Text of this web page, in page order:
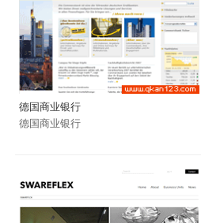
德国商业银行
德国商业银行